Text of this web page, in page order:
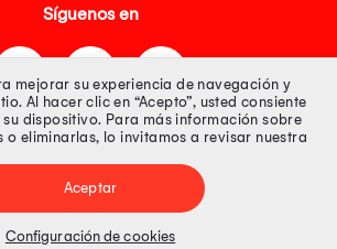
Síguenos en
100% Segura
R.U.C. Nº 20493020618. Todos los derechos
en www.oechsle.pe. Precios online publicados
mejorar su experiencia de navegación y
Al hacer clic en “Acepto”, usted consiente
su dispositivo. Para más información sobre
eliminarlas, lo invitamos a revisar nuestra
Aceptar
Configuración de cookies